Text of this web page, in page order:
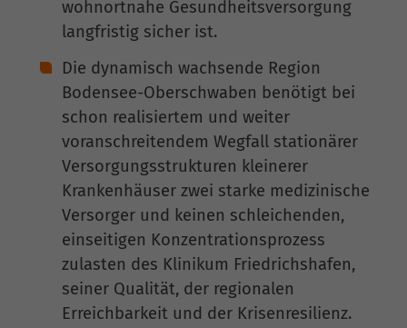
wohnortnahe Gesundheitsversorgung
langfristig sicher ist.
Die dynamisch wachsende Region
Bodensee-Oberschwaben benötigt bei
schon realisiertem und weiter
voranschreitendem Wegfall stationärer
Versorgungsstrukturen kleinerer
Krankenhäuser zwei starke medizinische
Versorger und keinen schleichenden,
einseitigen Konzentrationsprozess
zulasten des Klinikum Friedrichshafen,
seiner Qualität, der regionalen
Erreichbarkeit und der Krisenresilienz.